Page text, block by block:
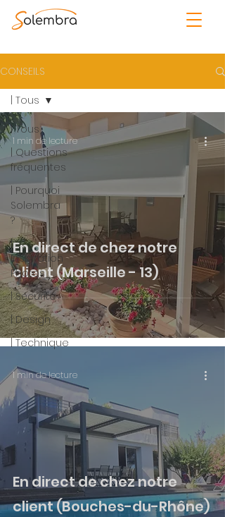
CONSEILS
| Tous
| Questions
fréquentes
| Pourquoi
Solembra
?
|
Inspiration
Photos
| Sécurité
| Design
| Technique
| Tous
En direct de chez notre
client (Marseille - 13)
1 min de lecture
En direct de chez notre
client (Bouches-du-Rhône)
1 min de lecture